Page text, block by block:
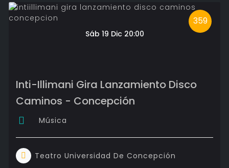
359
Sáb 19 Dic 20:00
Inti-Illimani Gira Lanzamiento Disco
Caminos - Concepción
Música
Teatro Universidad De Concepción